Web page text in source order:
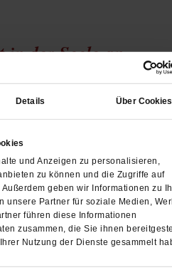
Details Über Cookies
und Anzeigen zu personalisieren,
zu können und die Zugriffe auf
geben wir Informationen zu
unsere Partner für soziale Medien,
führen diese Informationen
zusammen, die Sie ihnen
Nutzung der Dienste gesammelt
der Seele an
Mauerbau: Wie können
Zukunft bauen?
Hans-Joachim Maaz /mehr